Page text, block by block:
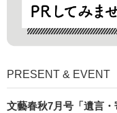
PRESENT & EVENT
文藝春秋7月号「遺言